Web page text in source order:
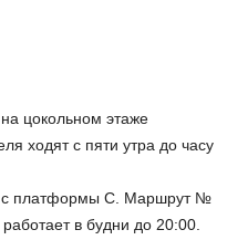
цокольном этаже
ходят с пяти утра до часу
с платформы С. Маршрут №
в будни до 20:00.